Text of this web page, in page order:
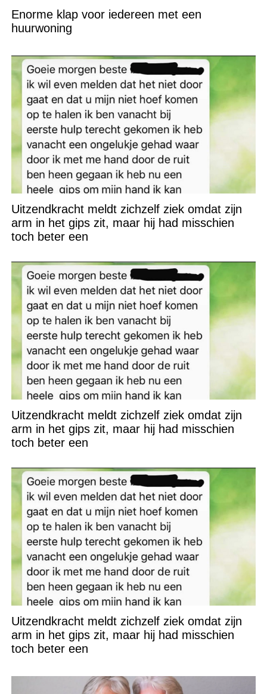
Enorme klap voor iedereen met een
huurwoning
Uitzendkracht meldt zichzelf ziek omdat zijn
arm in het gips zit, maar hij had misschien
toch beter een
Uitzendkracht meldt zichzelf ziek omdat zijn
arm in het gips zit, maar hij had misschien
toch beter een
Uitzendkracht meldt zichzelf ziek omdat zijn
arm in het gips zit, maar hij had misschien
toch beter een